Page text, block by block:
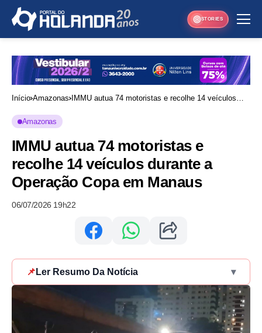
STORIES
Início Amazonas
IMMU autua 74 motoristas e recolhe 14 veículos
Amazonas
IMMU autua 74 motoristas e
recolhe 14 veículos durante a
Operação Copa em Manaus
06/07/2026 19h22
📌 Ler Resumo Da Notícia ▾